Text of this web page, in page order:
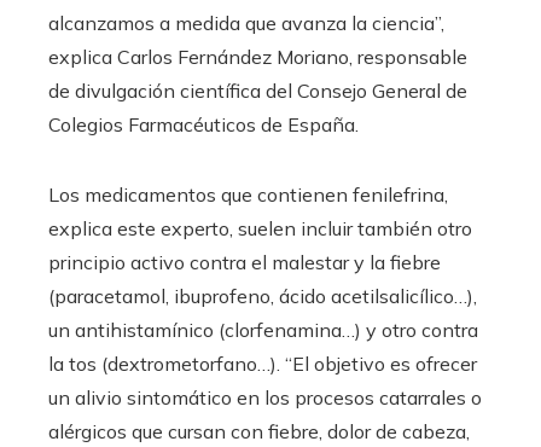
alcanzamos a medida que avanza la ciencia”,
explica Carlos Fernández Moriano, responsable
de divulgación científica del Consejo General de
Colegios Farmacéuticos de España.
Los medicamentos que contienen fenilefrina,
explica este experto, suelen incluir también otro
principio activo contra el malestar y la fiebre
(paracetamol, ibuprofeno, ácido acetilsalicílico…),
un antihistamínico (clorfenamina…) y otro contra
la tos (dextrometorfano…). “El objetivo es ofrecer
un alivio sintomático en los procesos catarrales o
alérgicos que cursan con fiebre, dolor de cabeza,